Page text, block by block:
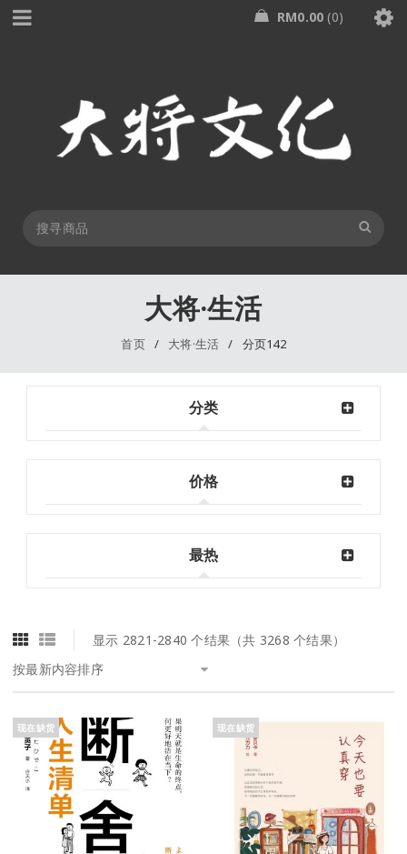
RM0.00 0
大将·生活
首页 / 大将·生活 / 分页142
分类
价格
最热
显示 2821-2840 个结果（共 3268 个结果）
按最新内容排序
现在缺货 现在缺货